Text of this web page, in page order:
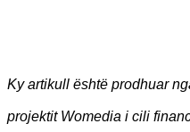
Ky artikull është prodhuar
projektit Womedia i cili